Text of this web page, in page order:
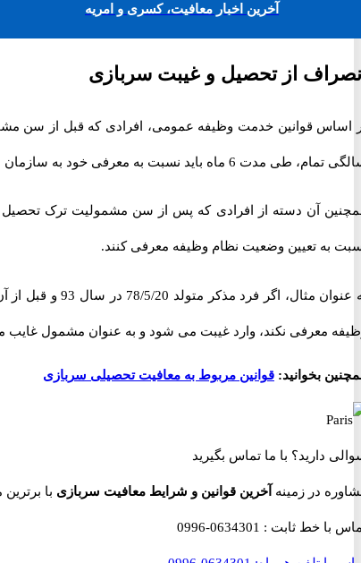
آخرین اخبار معافیت، کسری و امریه
از تحصیل و غیبت سربازی
تمام، طی مدت 6 ماه باید نسبت به معرفی خود به سازمان نظام وظیفه عمومی اقدام نمایند.
به تعیین وضعیت نظام وظیفه معرفی کنند.
معرفی نکند، وارد غیبت می شود و به عنوان مشمول
بخوانید: قوانین مربوط به معافیت تحصیلی سربازی
دارید؟ با ما تماس بگیرید
در زمینه آخرین قوانین و شرایط معافیت سربازی با برترین
با خط ثابت : 0634301-0996